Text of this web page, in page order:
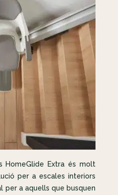
HomeGlide Extra és molt
per a escales interiors
per a aquells que busquen